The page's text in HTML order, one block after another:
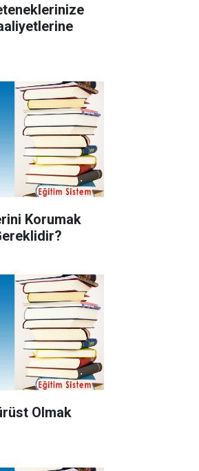
Korumak
Olmak